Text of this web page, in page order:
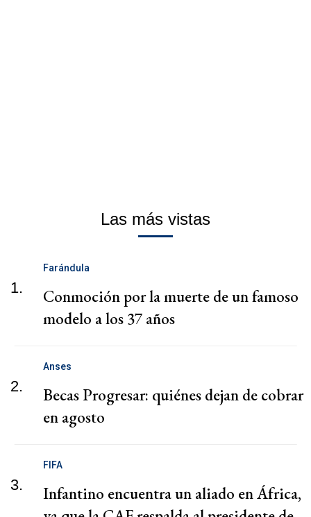
Las más vistas
1.
Farándula
Conmoción por la muerte de un famoso
modelo a los 37 años
2.
Anses
Becas Progresar: quiénes dejan de cobrar
en agosto
3.
FIFA
Infantino encuentra un aliado en África,